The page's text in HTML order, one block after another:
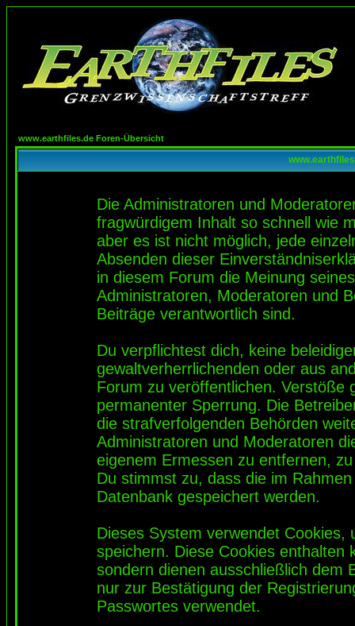
www.earthfiles.de Foren-Übersicht
Die Administratoren und
fragwürdigem Inhalt so schnell wie
aber es ist nicht möglich, jede
Absenden dieser
in diesem Forum die Meinung
Administratoren, Moderatoren und
Beiträge verantwortlich sind.
Du verpflichtest dich, keine
gewaltverherrlichenden oder aus
Forum zu veröffentlichen. Verstöße
permanenter Sperrung. Die
die strafverfolgenden Behörden
Administratoren und Moderatoren
eigenem Ermessen zu entfernen,
Du stimmst zu, dass die im
Datenbank gespeichert werden.
Dieses System verwendet
speichern. Diese Cookies enthalten
sondern dienen ausschließlich dem
nur zur Bestätigung der
Passwortes verwendet.